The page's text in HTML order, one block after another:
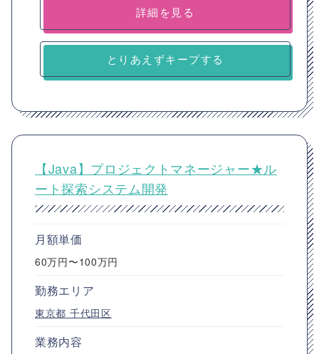
詳細を見る
とりあえずキープする
【Java】プロジェクトマネージャー★ル
ート探索システム開発
月額単価
60万円〜100万円
勤務エリア
東京都 千代田区
業務内容